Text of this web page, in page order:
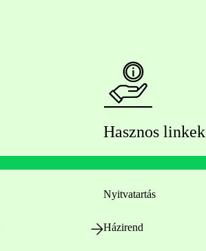
Hasznos linkek
Nyitvatartás
Házirend